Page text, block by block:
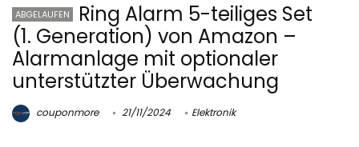
ABGELAUFEN
Ring Alarm 5-teiliges Set
(1. Generation) von Amazon –
Alarmanlage mit optionaler
unterstützter Überwachung
couponmore 21/11/2024 Elektronik